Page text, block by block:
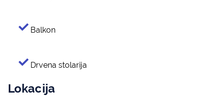
Balkon
Drvena stolarija
Lokacija